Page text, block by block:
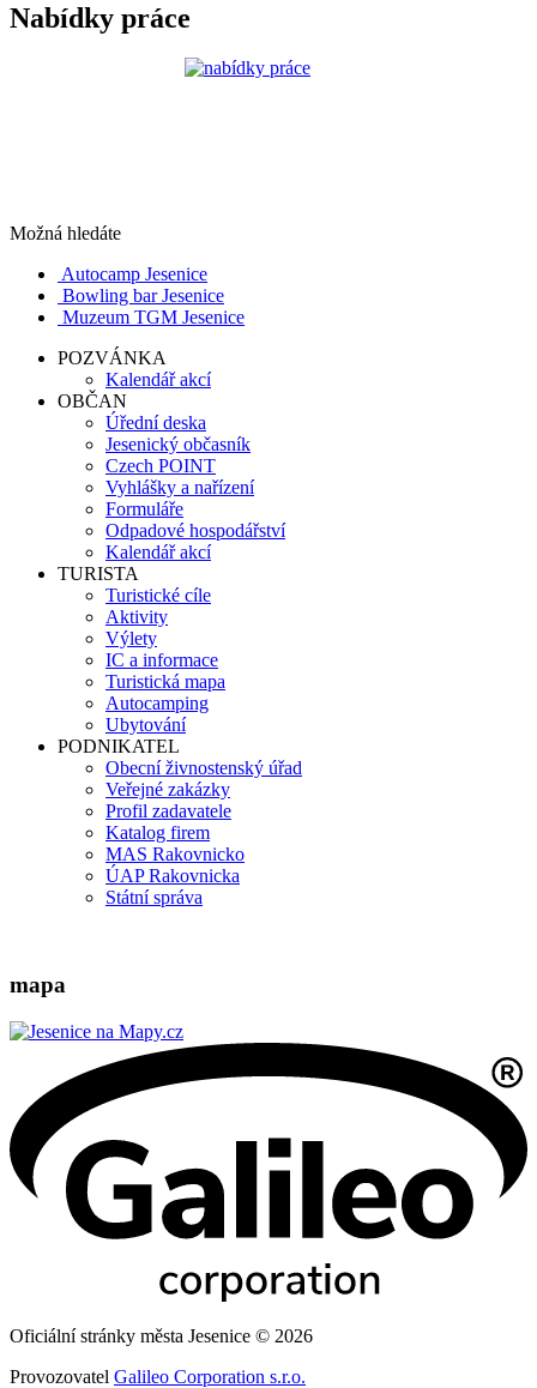
Nabídky práce
Možná hledáte
Autocamp Jesenice
Bowling bar Jesenice
Muzeum TGM Jesenice
POZVÁNKA
Kalendář akcí
OBČAN
Úřední deska
Jesenický občasník
Czech POINT
Vyhlášky a nařízení
Formuláře
Odpadové hospodářství
Kalendář akcí
TURISTA
Turistické cíle
Aktivity
Výlety
IC a informace
Turistická mapa
Autocamping
Ubytování
PODNIKATEL
Obecní živnostenský úřad
Veřejné zakázky
Profil zadavatele
Katalog firem
MAS Rakovnicko
ÚAP Rakovnicka
Státní správa
mapa
Oficiální stránky města Jesenice © 2026
Provozovatel Galileo Corporation s.r.o.